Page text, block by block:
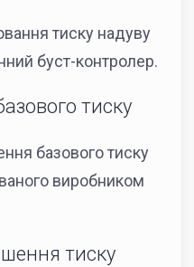
тиску надуву
буст-контролер.
тиску
базового тиску
виробником
тиску